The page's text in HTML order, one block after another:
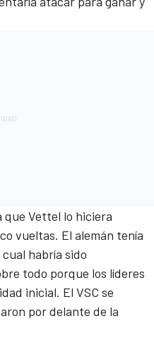
que Vettel lo hiciera
vueltas. El alemán tenía
habría sido
todo porque los líderes
inicial. El VSC se
por delante de la